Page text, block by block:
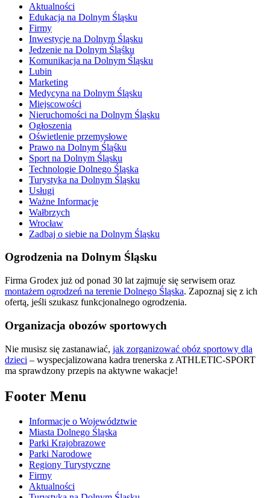
Aktualności
Edukacja na Dolnym Śląsku
Firmy
Inwestycje na Dolnym Śląsku
Jedzenie na Dolnym Śląśku
Komunikacja na Dolnym Śląsku
Lubin
Marketing
Medycyna na Dolnym Śląsku
Miejscowości
Nieruchomości na Dolnym Śląsku
Ogłoszenia
Oświetlenie przemysłowe
Prawo na Dolnym Śląśku
Sport na Dolnym Śląsku
Technologie Dolnego Śląska
Turystyka na Dolnym Śląsku
Usługi
Ważne Informacje
Wałbrzych
Wrocław
Zadbaj o siebie na Dolnym Śląsku
Ogrodzenia na Dolnym Śląsku
Firma Grodex już od ponad 30 lat zajmuje się serwisem oraz
montażem ogrodzeń na terenie Dolnego Śląska. Zapoznaj się z ich
ofertą, jeśli szukasz funkcjonalnego ogrodzenia.
Organizacja obozów sportowych
Nie musisz się zastanawiać, jak zorganizować obóz sportowy dla
dzieci – wyspecjalizowana kadra trenerska z ATHLETIC-SPORT
ma sprawdzony przepis na aktywne wakacje!
Footer Menu
Informacje o Województwie
Miasta Dolnego Śląska
Parki Krajobrazowe
Parki Narodowe
Regiony Turystyczne
Firmy
Aktualności